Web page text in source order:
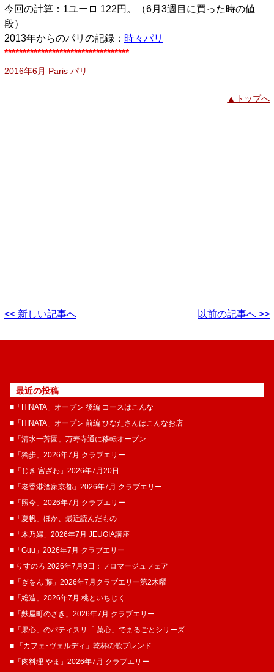
今回の計算：1ユーロ 122円。（6月3週目に買った時の値
段）
2013年からのパリの記録： 時々パリ
**********************************
2016年6月 Paris パリ
▲トップへ
<< 新しい記事へ 以前の記事へ >>
最近の投稿
■「HINATA」オープン 後編 コースはこんな
■「HINATA」オープン 前編 ひなたさんはこんなお店
■「清水一芳園」万寿寺通に移転オープン
■「獨歩」2026年7月 クラブエリー
■「じき 宮ざわ」2026年7月20日
■「老香港酒家京都」2026年7月 クラブエリー
■「照今」2026年7月 クラブエリー
■「夏帆」ほか、最近読んだもの
■「木乃婦」2026年7月 JEUGIA講座
■「Guu」2026年7月 クラブエリー
■ りすのろ 2026年7月9日：フロマージュフェア
■「ぎをん 藤」2026年7月クラブエリー第2木曜
■「総造」2026年7月 桃といちじく
■「麩屋町のざき」2026年7月 クラブエリー
■「果心」のパティスリ「 菓​心」でまるごとシリーズ
■ 「カフェ･ヴェルディ」乾杯の歌ブレンド
■「肉料理 やま」2026年7月 クラブエリー